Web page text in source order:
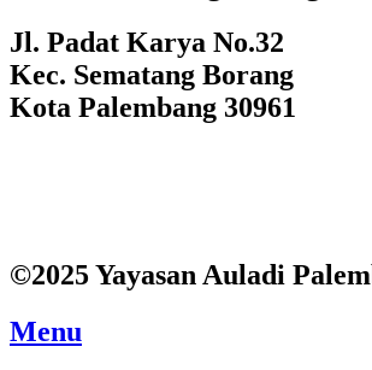
Jl. Padat Karya No.32
Kec. Sematang Borang
Kota Palembang 30961
©2025 Yayasan Auladi
Menu